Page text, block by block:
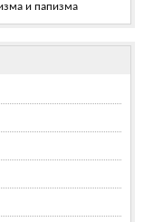
и папизма